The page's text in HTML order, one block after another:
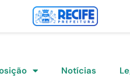
Notícias